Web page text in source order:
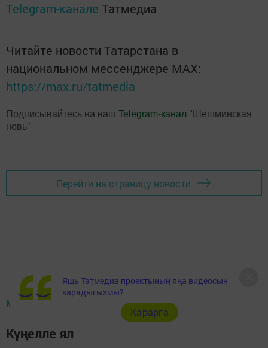
Telegram-канале Татмедиа
Читайте новости Татарстана в
национальном мессенджере MАХ:
https://max.ru/tatmedia
Подписывайтесь на наш Telegram-канал "Шешминская
новь"
Перейти на страницу новости
МӘДӘНИЯТ ҺӘМ СӘНГАТЬ
Күңелле ял
Яшь Татмедиа проектының яңа видеосын
карадыгызмы?
Карарга